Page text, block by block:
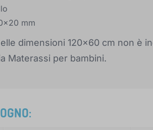
mm
dimensioni 120x60 cm non è
Materassi per bambini.